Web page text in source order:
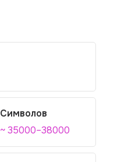
Символов
~ 35000–38000